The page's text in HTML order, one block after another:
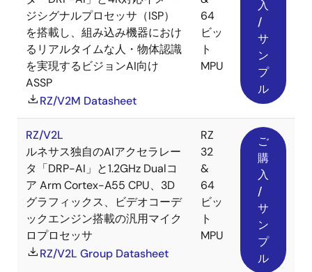
ジシグナルプロセッサ（ISP）
を搭載し、組み込み機器におけ
るリアルタイムな人・物体認識
を実現するビジョンAI向け
ASSP
RZ/V2M Datasheet
64
ビッ
ト
MPU
入
/
サ
ン
プ
ル
RZ/V2L
ルネサス独自のAIアクセラレー
タ「DRP-AI」と1.2GHz Dualコ
ア Arm Cortex-A55 CPU、3D
グラフィックス、ビデオコーデ
ックエンジン搭載の汎用マイク
ロプロセッサ
RZ/V2L Group Datasheet
RZ
32
&
64
ビッ
ト
MPU
ご
購
入
/
サ
ン
プ
ル